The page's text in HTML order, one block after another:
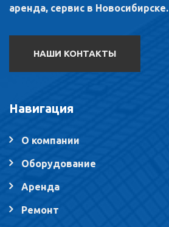
аренда, сервис в Новосибирске.
НАШИ КОНТАКТЫ
Навигация
О компании
Оборудование
Аренда
Ремонт